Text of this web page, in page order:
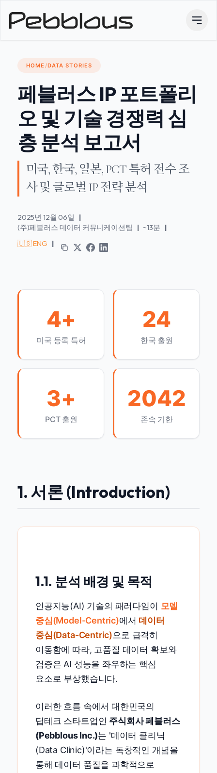
HOME/DATA STORIES
페블러스 IP 포트폴리
오 및 기술 경쟁력 심
층 분석 보고서
미국, 한국, 일본, PCT 특허 전수 조
사 및 글로벌 IP 전략 분석
2025년 12월 06일
|
(주)페블러스 데이터 커뮤니케이션팀
| ~13분 |
🇺🇸 ENG |
4+
미국 등록 특허
24
한국 출원
3+
PCT 출원
2042
존속 기한
1. 서론 (Introduction)
1.1. 분석 배경 및 목적
인공지능(AI) 기술의 패러다임이 모델
중심(Model-Centric)에서 데이터
중심(Data-Centric)으로 급격히
이동함에 따라, 고품질 데이터 확보와
검증은 AI 성능을 좌우하는 핵심
요소로 부상했습니다.
이러한 흐름 속에서 대한민국의
딥테크 스타트업인 주식회사 페블러스
(Pebblous Inc.)는 '데이터 클리닉
(Data Clinic)'이라는 독창적인 개념을
통해 데이터 품질을 과학적으로